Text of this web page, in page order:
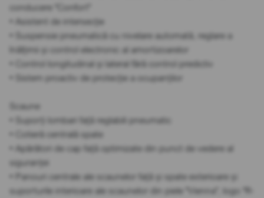
conducere "Confort"
• Asistent de intersecție
• Suspensie pneumatică cu nivelare automată, reglare a
înălțimii și control electronic al amortizoarelor
• Control longitudinal și lateral fără control predictiv
• Sistem proactiv de protecție a ocupanților
Scaune
• Suporți lombari față reglabili pneumatic
• Cotieră centrală spate
• Apărători de cap față optimizate din punct de vedere al
siguranței
• Panouri centrale ale scaunelor față și spate exterioare și
suporturile interioare ale scaunelor din piele "Vienna", logo "R-